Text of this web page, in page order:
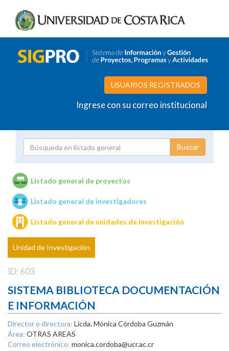
USUARIOS REGISTRADOS
Ingrese con su correo institucional
Unidades de investigación
Listado general de proyectos
Listado general de investigadores
Listado general de unidades de investigación
Unidad de Investigación
ID: 603
SISTEMA BIBLIOTECA DOCUMENTACIÓN
E INFORMACIÓN
Director o directora: Licda. Mónica Córdoba Guzmán
Área: OTRAS AREAS
Correo electrónico: monica.cordoba@ucr.ac.cr